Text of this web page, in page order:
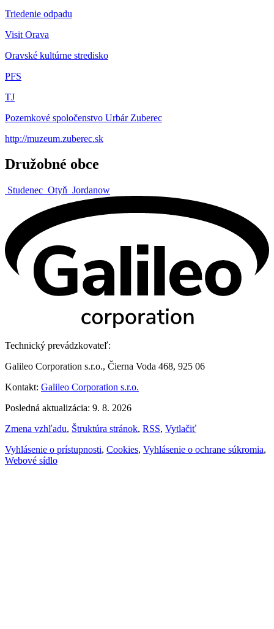
Triedenie odpadu
Visit Orava
Oravské kultúrne stredisko
PFS
TJ
Pozemkové spoločenstvo Urbár Zuberec
http://muzeum.zuberec.sk
Družobné obce
Studenec Otyň Jordanow
Technický prevádzkovateľ:
Galileo Corporation s.r.o., Čierna Voda 468, 925 06
Kontakt: Galileo Corporation s.r.o.
Posledná aktualizácia: 9. 8. 2026
Zmena vzhľadu, Štruktúra stránok, RSS, Vytlačiť
Vyhlásenie o prístupnosti, Cookies, Vyhlásenie o ochrane súkromia,
Webové sídlo